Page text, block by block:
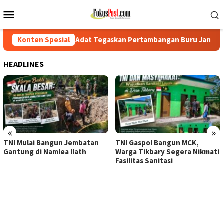
ke
Mobile
Konten Spesial
Pemuda Adat Tegaskan Pertambangan Buru Jangan
HEADLINES
« »
TNI Mulai Bangun Jembatan
Gantung di Namlea Ilath
TNI Gaspol Bangun MCK,
Warga Tikbary Segera Nikmati
Fasilitas Sanitasi